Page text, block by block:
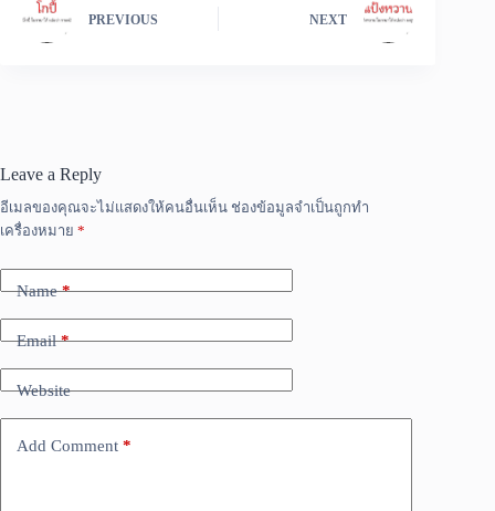
PREVIOUS NEXT
Leave a Reply
อีเมลของคุณจะไม่แสดงให้คนอื่นเห็น ช่องข้อมูลจำเป็นถูกทำ
เครื่องหมาย *
Name*
Email*
Website
Add Comment *